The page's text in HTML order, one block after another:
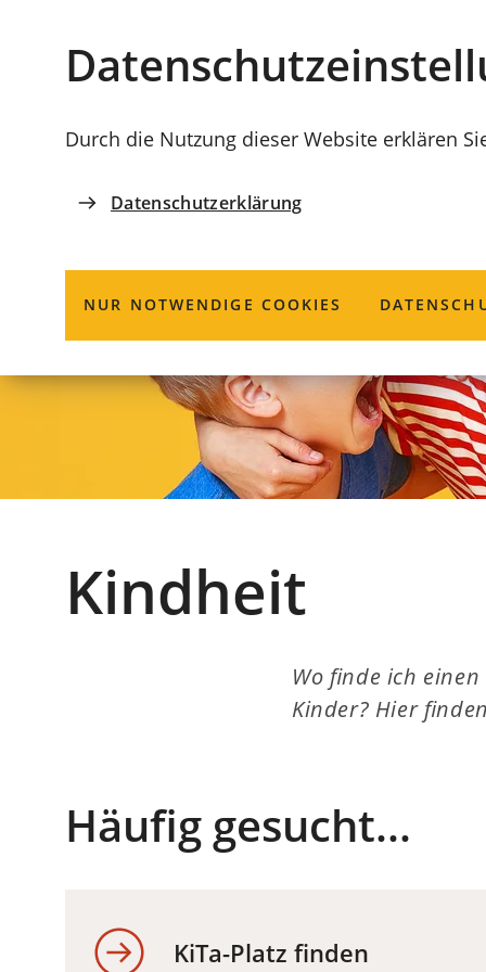
Durch die Nutzung dieser Website erklären
Datenschutzerklärung
NUR NOTWENDIGE COOKIES
Coburg
Kindheit
Wo finde ich
Kinder? Hier
Häufig gesucht...
KiTa-Platz finden